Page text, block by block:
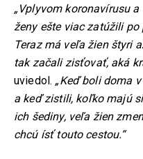
„Vplyvom koronavírusu
ženy ešte viac zatúžili
Teraz má veľa žien štyri
tak začali zisťovať, aká
uviedol. „Keď boli doma
a keď zistili, koľko majú
ich šediny, veľa žien
chcú ísť touto cestou.“